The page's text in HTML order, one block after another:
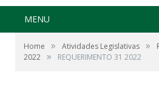
MENU
Home » Atividades Legislativas »
2022 » REQUERIMENTO 31 2022